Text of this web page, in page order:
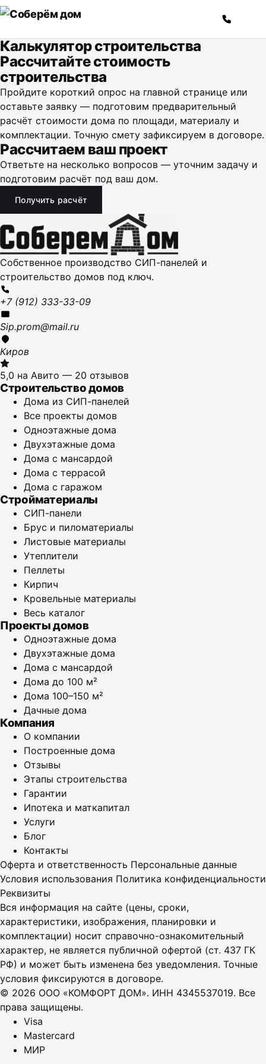
Перейти к содержимому
Калькулятор строительства
Рассчитайте стоимость
строительства
Пройдите короткий опрос на главной странице или
оставьте заявку — подготовим предварительный
расчёт стоимости дома по площади, материалу и
комплектации. Точную смету зафиксируем в договоре.
Рассчитаем ваш проект
Ответьте на несколько вопросов — уточним задачу и
подготовим расчёт под ваш дом.
Получить расчёт
Собственное производство СИП-панелей и
строительство домов под ключ.
+7 (912) 333-33-09
Sip.prom@mail.ru
Киров
5,0 на Авито — 20 отзывов
Строительство домов
Дома из СИП-панелей
Все проекты домов
Одноэтажные дома
Двухэтажные дома
Дома с мансардой
Дома с террасой
Дома с гаражом
Стройматериалы
СИП-панели
Брус и пиломатериалы
Листовые материалы
Утеплители
Пеллеты
Кирпич
Кровельные материалы
Весь каталог
Проекты домов
Одноэтажные дома
Двухэтажные дома
Дома с мансардой
Дома до 100 м²
Дома 100–150 м²
Дачные дома
Компания
О компании
Построенные дома
Отзывы
Этапы строительства
Гарантии
Ипотека и маткапитал
Услуги
Блог
Контакты
Оферта и ответственность Персональные данные
Условия использования Политика конфиденциальности
Реквизиты
Вся информация на сайте (цены, сроки,
характеристики, изображения, планировки и
комплектации) носит справочно-ознакомительный
характер, не является публичной офертой (ст. 437 ГК
РФ) и может быть изменена без уведомления. Точные
условия фиксируются в договоре.
© 2026 ООО «КОМФОРТ ДОМ». ИНН 4345537019. Все
права защищены.
Visa
Mastercard
МИР